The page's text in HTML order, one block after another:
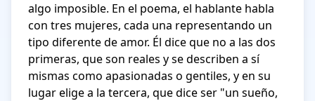
algo imposible. En el poema, el hablante habla
con tres mujeres, cada una representando un
tipo diferente de amor. Él dice que no a las dos
primeras, que son reales y se describen a sí
mismas como apasionadas o gentiles, y en su
lugar elige a la tercera, que dice ser "un sueño,